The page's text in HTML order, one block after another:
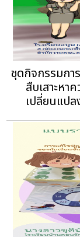
ชุดกิจกรรมกา
สืบเสาะหา
เปลี่ยนแปล